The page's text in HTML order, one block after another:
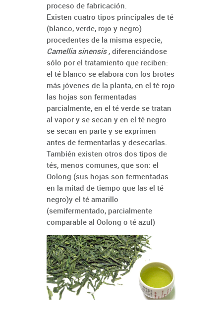
proceso de fabricación.
Existen cuatro tipos principales de té
(blanco, verde, rojo y negro)
procedentes de la misma especie,
Camellia sinensis , diferenciándose
sólo por el tratamiento que reciben:
el té blanco se elabora con los brotes
más jóvenes de la planta, en el té rojo
las hojas son fermentadas
parcialmente, en el té verde se tratan
al vapor y se secan y en el té negro
se secan en parte y se exprimen
antes de fermentarlas y desecarlas.
También existen otros dos tipos de
tés, menos comunes, que son: el
Oolong (sus hojas son fermentadas
en la mitad de tiempo que las el té
negro)y el té amarillo
(semifermentado, parcialmente
comparable al Oolong o té azul)